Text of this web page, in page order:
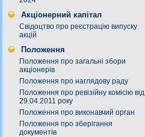
Акціонерний капітал
Свідоцтво про реєстрацію випуску
акцій
Положення
Положення про загальні збори
акціонерів
Положення про наглядову раду
Положення про ревізійну комісію від
29.04.2011 року
Положення про виконавчий орган
Положення про зберігання
документів